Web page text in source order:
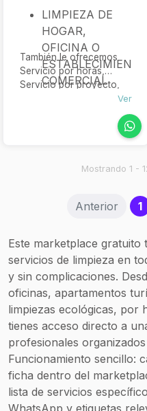
LIMPIEZA DE
HOGAR,
OFICINA O
ESTABLECIMIENTO
COMERCIAL
LOCALES
También le ofrecemos
Servicio por horas,
Servicio por proyecto,
Ver
Mostrando 1 -
Anterior 1
Este marketplace
servicios de limpieza en
y sin complicaciones.
oficinas, apartamentos
limpiezas ecológicas, por
tienes acceso directo a
profesionales
Funcionamiento sencillo:
ficha dentro del
lista de servicios